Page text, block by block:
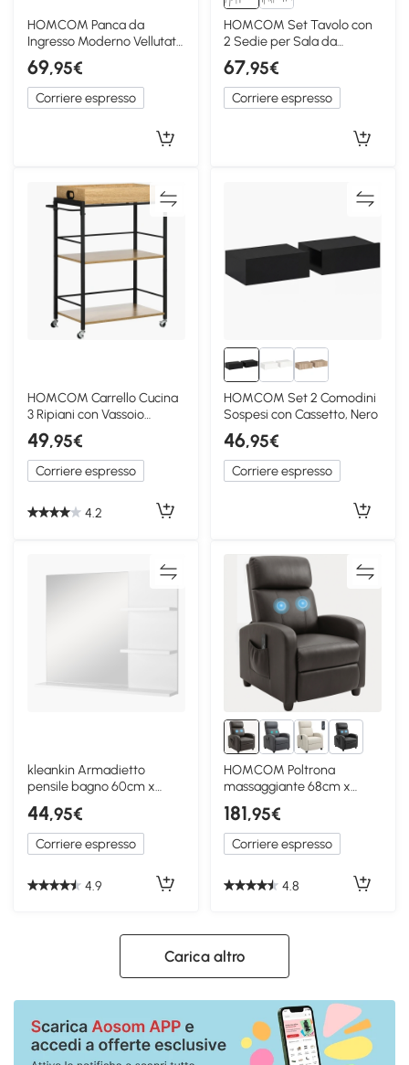
HOMCOM Panca da
Ingresso Moderno Vellutato
con Piedini Crema
69,95€
Corriere espresso
HOMCOM Set Tavolo con
2 Sedie per Sala da
Pranzo, Ristorante Bar
67,95€
Corriere espresso
HOMCOM Carrello Cucina
3 Ripiani con Vassoio
Rimovibile e Ruote
49,95€
Corriere espresso
4.2
HOMCOM Set 2 Comodini
Sospesi con Cassetto, Nero
46,95€
Corriere espresso
kleankin Armadietto
pensile bagno 60cm x
10cm x 48cm Bianco
44,95€
Corriere espresso
4.9
3+
HOMCOM Poltrona
massaggiante 68cm x
88cm x 98cm Marrone
181,95€
Corriere espresso
4.8
Carica altro